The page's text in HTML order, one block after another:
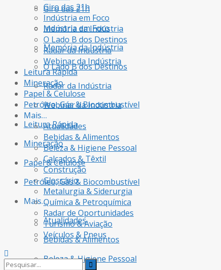
Giro das 21h
Indústria em Foco
Memória da Indústria
O Lado B dos Destinos
Radar da Indústria
Webinar da Indústria
Leitura Rápida
Mineração
Papel & Celulose
Petróleo, Gás & Biocombustível
Mais…
Atualidades
Bebidas & Alimentos
Beleza & Higiene Pessoal
Giro das 21h
Indústria em Foco
Memória da Indústria
O Lado B dos Destinos
Radar da Indústria
Webinar da Indústria
Leitura Rápida
Mineração
Papel & Celulose
Petróleo, Gás & Biocombustível
Mais…
Atualidades
Bebidas & Alimentos
Beleza & Higiene Pessoal
Calçados & Têxtil
Construção
Glossário
Metalurgia & Siderurgia
Química & Petroquímica
Radar de Oportunidades
Turismo & Aviação
Veículos & Pneus